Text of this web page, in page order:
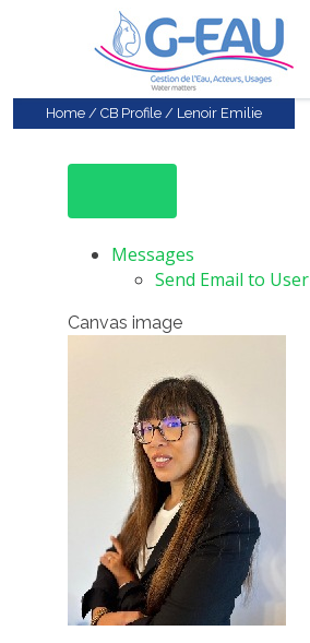
Home / CB Profile / Lenoir Emilie
Messages
Send Email to User
Canvas image